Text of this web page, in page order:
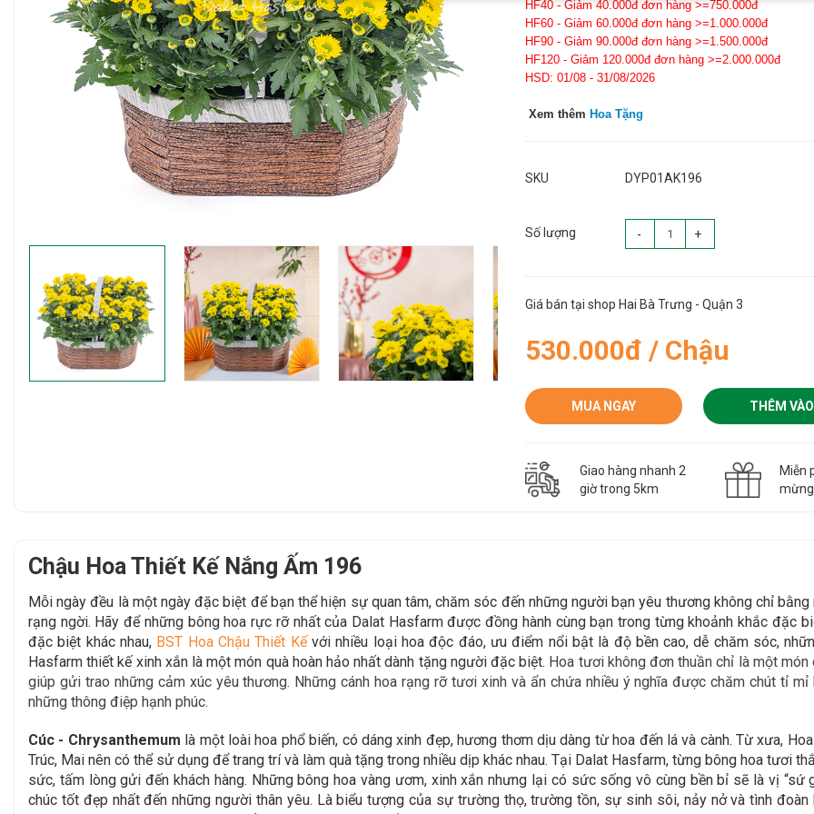
HF40 - Giảm 40.000đ đơn hàng >=750.000đ
HF60 - Giảm 60.000đ đơn hàng >=1.000.000đ
HF90 - Giảm 90.000đ đơn hàng >=1.500.000đ
HF120 - Giảm 120.000đ đơn hàng >=2.000.000đ
HSD: 01/08 - 31/08/2026
Xem thêm Hoa Tặng
SKU DYP01AK196
Số lượng - +
Giá bán tại shop Hai Bà Trưng - Quận 3
530.000đ / Chậu
MUA NGAY THÊM
Giao hàng nhanh 2
giờ trong 5km
Miễn
mừng
Chậu Hoa Thiết Kế Nắng Ấm 196
Mỗi ngày đều là một ngày đặc biệt để bạn thể hiện sự quan tâm, chăm sóc đến những người bạn yêu thương không chỉ
rạng ngời. Hãy đểnhững bông hoa rực rỡ nhất của Dalat Hasfarm được đồng hành cùng bạn trong từng khoảnh khắc đặc
đặc biệt khác nhau, BST Hoa Chậu Thiết Kế với nhiều loại hoa độc đáo,ưu điểm nổi bật là độ bền cao, dễ chăm sóc,
Hasfarm thiết kế xinh xắn là một món quà hoàn hảo nhất dành tặng người đặc biệt. Hoa tươi không đơn thuần chỉ là một
giúp gửi trao những cảm xúc yêu thương. Những cánh hoa rạng rỡ tươi xinh và ẩn chứa nhiều ý nghĩa được chăm chút tỉ
những thông điệp hạnh phúc.
Cúc - Chrysanthemum là một loài hoa phổ biến, có dáng xinh đẹp, hương thơm dịu dàng từ hoa đến lá và cành. Từ xưa,
Trúc, Mai nên có thể sử dụng để trang trí và làm quà tặng trong nhiều dịp khác nhau. Tại Dalat Hasfarm, từng bông hoa tươi
sức, tấm lòng gửi đến khách hàng. Những bông hoa vàng ươm, xinh xắn nhưng lại có sức sống vô cùng bền bỉ sẽ là vị
chúc tốt đẹp nhất đến những người thân yêu. Là biểu tượng của sự trường thọ, trường tồn, sự sinh sôi, nảy nở và tình